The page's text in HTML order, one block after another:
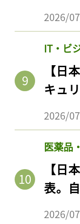
2026/
IT・ビ
【日
キュ
2026/
医薬品
【日
表。
2026/